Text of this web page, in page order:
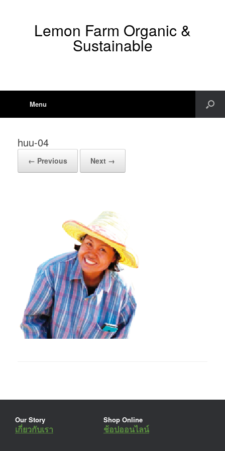
Lemon Farm Organic &
Sustainable
Menu
huu-04
← Previous Next →
Our Story
เกี่ยวกับเรา
Shop Online
ช้อปออนไลน์